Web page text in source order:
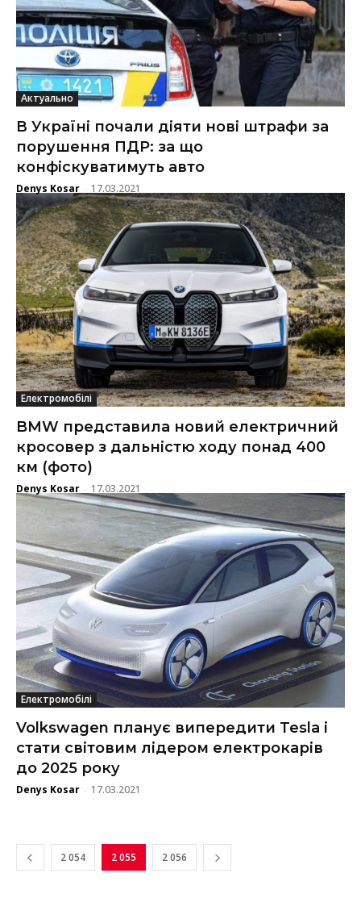
Актуально
В Україні почали діяти нові штрафи за
порушення ПДР: за що
конфіскуватимуть авто
Denys Kosar - 17.03.2021
Електромобілі
BMW представила новий електричний
кросовер з дальністю ходу понад 400
км (фото)
Denys Kosar - 17.03.2021
Електромобілі
Volkswagen планує випередити Tesla і
стати світовим лідером електрокарів
до 2025 року
Denys Kosar - 17.03.2021
2 054 2 055 2 056